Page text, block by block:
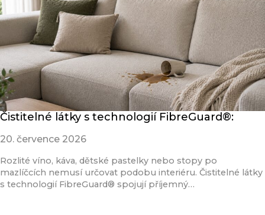
Čistitelné látky s technologií FibreGuard®:
20. července 2026
Rozlité víno, káva, dětské pastelky nebo stopy po
mazlíčcích nemusí určovat podobu interiéru. Čistitelné látky
s technologií FibreGuard® spojují příjemný…